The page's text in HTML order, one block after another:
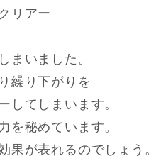
リアー
まいました。
繰り下がりを
してしまいます。
を秘めています。
果が表れるのでしょう。